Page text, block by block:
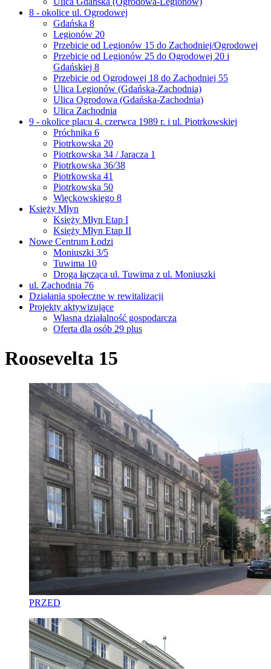
8 - okolice ul. Ogrodowej
Gdańska 8
Legionów 20
Przebicie od Legionów 15 do Zachodniej/Ogrodowej
Przebicie od Legionów 25 do Ogrodowej 20 i
Gdańskiej 8
Przebicie od Ogrodowej 18 do Zachodniej 55
Ulica Legionów (Gdańska-Zachodnia)
Ulica Ogrodowa (Gdańska-Zachodnia)
Ulica Zachodnia
9 - okolice placu 4. czerwca 1989 r. i ul. Piotrkowskiej
Próchnika 6
Piotrkowska 20
Piotrkowska 34 / Jaracza 1
Piotrkowska 36/38
Piotrkowska 41
Piotrkowska 50
Więckowskiego 8
Księży Młyn
Księży Młyn Etap I
Księży Młyn Etap II
Nowe Centrum Łodzi
Moniuszki 3/5
Tuwima 10
Droga łącząca ul. Tuwima z ul. Moniuszki
ul. Zachodnia 76
Działania społeczne w rewitalizacji
Projekty aktywizujące
Własna działalność gospodarcza
Oferta dla osób 29 plus
Roosevelta 15
PRZED